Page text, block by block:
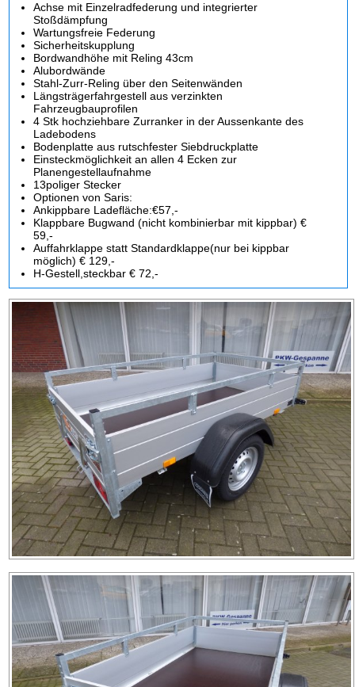
Achse mit Einzelradfederung und integrierter
Stoßdämpfung
Wartungsfreie Federung
Sicherheitskupplung
Bordwandhöhe mit Reling 43cm
Alubordwände
Stahl-Zurr-Reling über den Seitenwänden
Längsträgerfahrgestell aus verzinkten
Fahrzeugbauprofilen
4 Stk hochziehbare Zurranker in der Aussenkante des
Ladebodens
Bodenplatte aus rutschfester Siebdruckplatte
Einsteckmöglichkeit an allen 4 Ecken zur
Planengestellaufnahme
13poliger Stecker
Optionen von Saris:
Ankippbare Ladefläche:€57,-
Klappbare Bugwand (nicht kombinierbar mit kippbar) €
59,-
Auffahrklappe statt Standardklappe(nur bei kippbar
möglich) € 129,-
H-Gestell,steckbar € 72,-